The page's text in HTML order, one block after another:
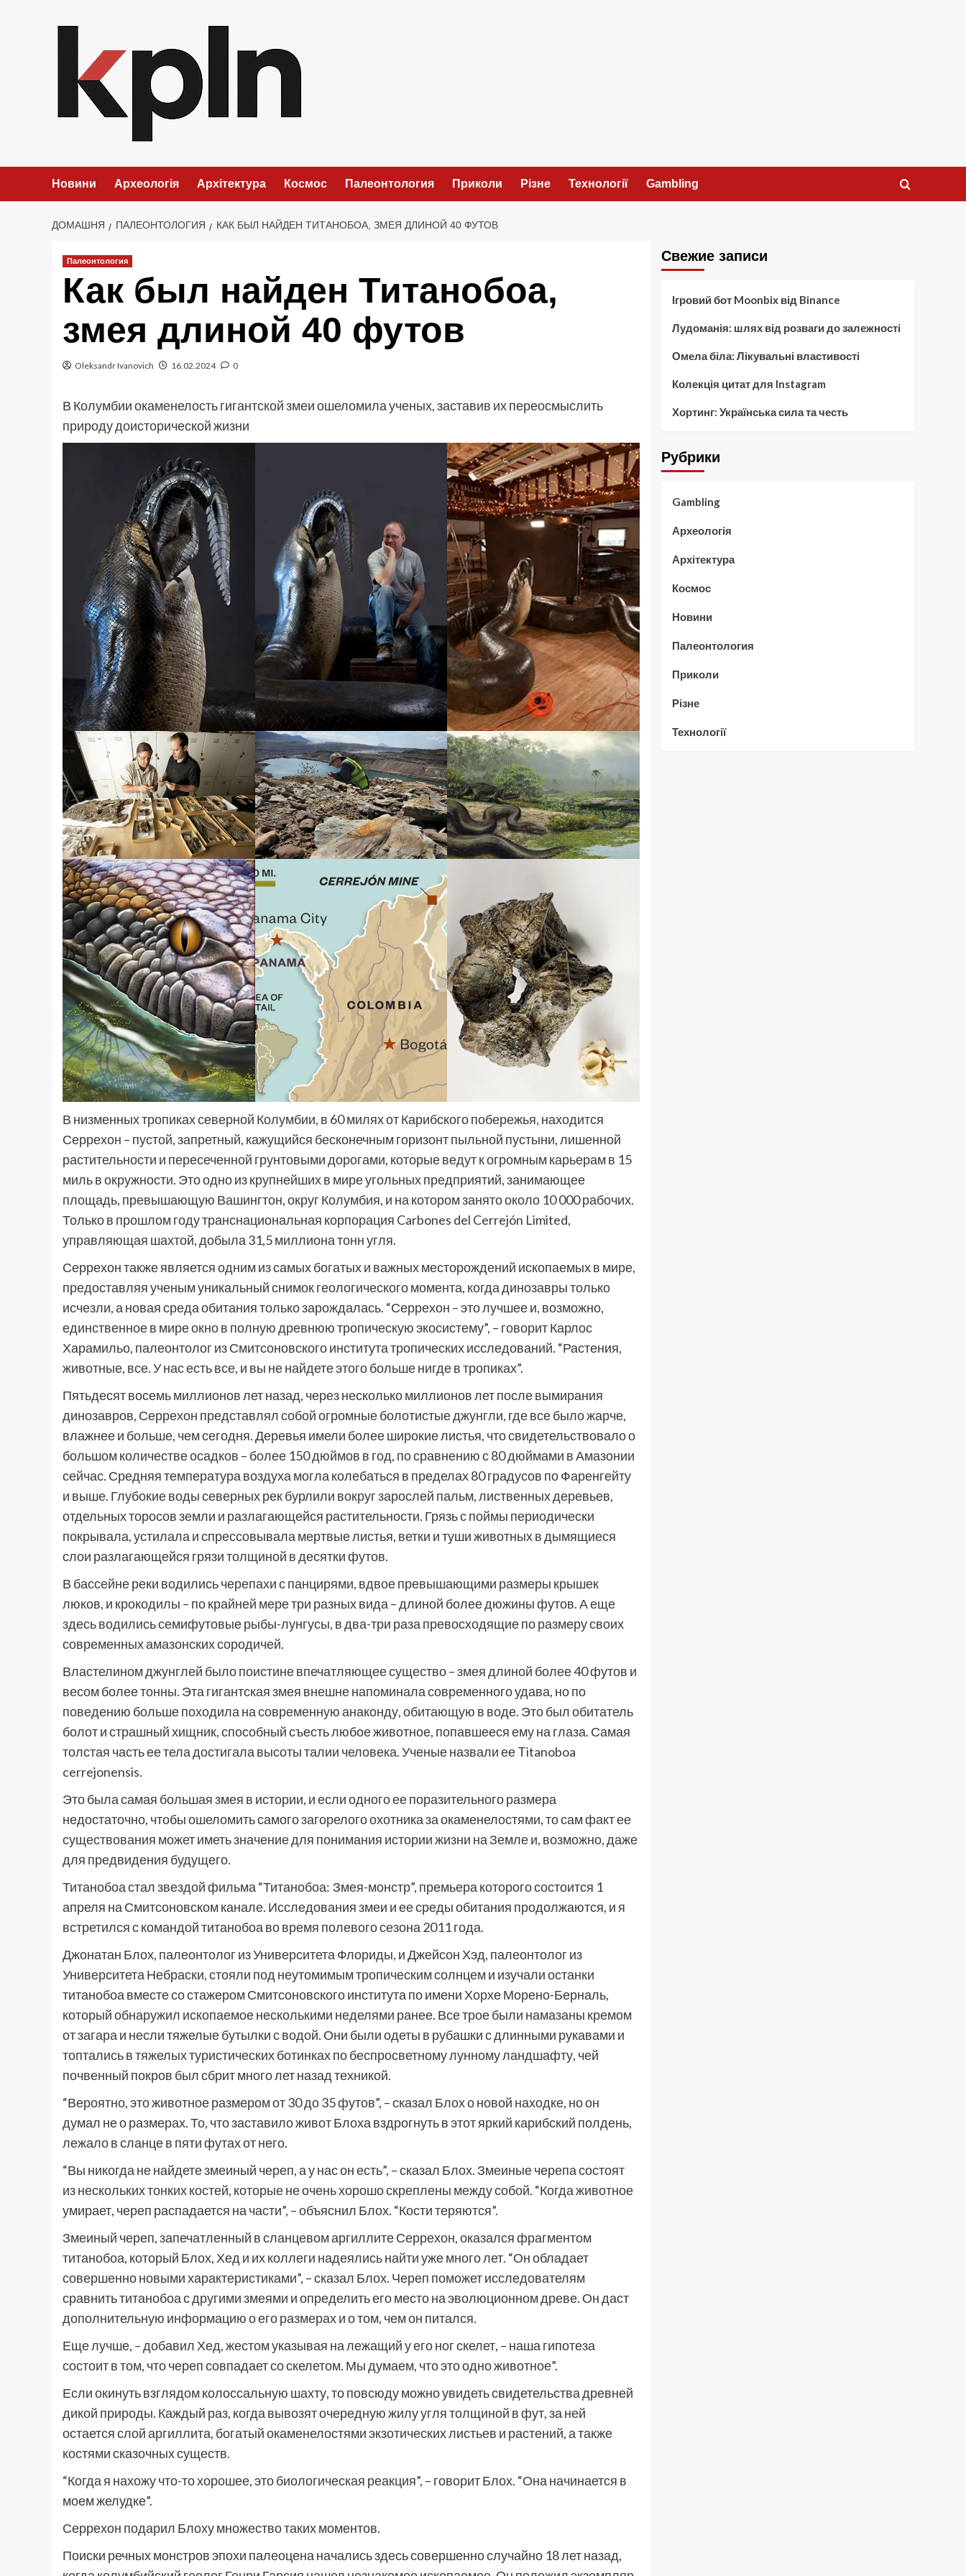
Новини Археологія Архітектура Космос Палеонтология Приколи Різне Технології Gambling
ДОМАШНЯ ПАЛЕОНТОЛОГИЯ КАК БЫЛ НАЙДЕН ТИТАНОБОА, ЗМЕЯ ДЛИНОЙ 40 ФУТОВ
Палеонтология
Как был найден Титанобоа,
змея длиной 40 футов
Oleksandr Ivanovich 16.02.2024 0
В Колумбии окаменелость гигантской змеи ошеломила ученых, заставив их переосмыслить
природу доисторической жизни
В низменных тропиках северной Колумбии, в 60 милях от Карибского побережья, находится
Серрехон – пустой, запретный, кажущийся бесконечным горизонт пыльной пустыни, лишенной
растительности и пересеченной грунтовыми дорогами, которые ведут к огромным карьерам в 15
миль в окружности. Это одно из крупнейших в мире угольных предприятий, занимающее
площадь, превышающую Вашингтон, округ Колумбия, и на котором занято около 10 000 рабочих.
Только в прошлом году транснациональная корпорация Carbones del Cerrejón Limited,
управляющая шахтой, добыла 31,5 миллиона тонн угля.
Серрехон также является одним из самых богатых и важных месторождений ископаемых в мире,
предоставляя ученым уникальный снимок геологического момента, когда динозавры только
исчезли, а новая среда обитания только зарождалась. “Серрехон – это лучшее и, возможно,
единственное в мире окно в полную древнюю тропическую экосистему”, – говорит Карлос
Харамильо, палеонтолог из Смитсоновского института тропических исследований. “Растения,
животные, все. У нас есть все, и вы не найдете этого больше нигде в тропиках”.
Пятьдесят восемь миллионов лет назад, через несколько миллионов лет после вымирания
динозавров, Серрехон представлял собой огромные болотистые джунгли, где все было жарче,
влажнее и больше, чем сегодня. Деревья имели более широкие листья, что свидетельствовало о
большом количестве осадков – более 150 дюймов в год, по сравнению с 80 дюймами в Амазонии
сейчас. Средняя температура воздуха могла колебаться в пределах 80 градусов по Фаренгейту
и выше. Глубокие воды северных рек бурлили вокруг зарослей пальм, лиственных деревьев,
отдельных торосов земли и разлагающейся растительности. Грязь с поймы периодически
покрывала, устилала и спрессовывала мертвые листья, ветки и туши животных в дымящиеся
слои разлагающейся грязи толщиной в десятки футов.
В бассейне реки водились черепахи с панцирями, вдвое превышающими размеры крышек
люков, и крокодилы – по крайней мере три разных вида – длиной более дюжины футов. А еще
здесь водились семифутовые рыбы-лунгусы, в два-три раза превосходящие по размеру своих
современных амазонских сородичей.
Властелином джунглей было поистине впечатляющее существо – змея длиной более 40 футов и
весом более тонны. Эта гигантская змея внешне напоминала современного удава, но по
поведению больше походила на современную анаконду, обитающую в воде. Это был обитатель
болот и страшный хищник, способный съесть любое животное, попавшееся ему на глаза. Самая
толстая часть ее тела достигала высоты талии человека. Ученые назвали ее Titanoboa
cerrejonensis.
Это была самая большая змея в истории, и если одного ее поразительного размера
недостаточно, чтобы ошеломить самого загорелого охотника за окаменелостями, то сам факт ее
существования может иметь значение для понимания истории жизни на Земле и, возможно, даже
для предвидения будущего.
Титанобоа стал звездой фильма “Титанобоа: Змея-монстр”, премьера которого состоится 1
апреля на Смитсоновском канале. Исследования змеи и ее среды обитания продолжаются, и я
встретился с командой титанобоа во время полевого сезона 2011 года.
Джонатан Блох, палеонтолог из Университета Флориды, и Джейсон Хэд, палеонтолог из
Университета Небраски, стояли под неутомимым тропическим солнцем и изучали останки
титанобоа вместе со стажером Смитсоновского института по имени Хорхе Морено-Берналь,
который обнаружил ископаемое несколькими неделями ранее. Все трое были намазаны кремом
от загара и несли тяжелые бутылки с водой. Они были одеты в рубашки с длинными рукавами и
топтались в тяжелых туристических ботинках по беспросветному лунному ландшафту, чей
почвенный покров был сбрит много лет назад техникой.
“Вероятно, это животное размером от 30 до 35 футов”, – сказал Блох о новой находке, но он
думал не о размерах. То, что заставило живот Блоха вздрогнуть в этот яркий карибский полдень,
лежало в сланце в пяти футах от него.
“Вы никогда не найдете змеиный череп, а у нас он есть”, – сказал Блох. Змеиные черепа состоят
из нескольких тонких костей, которые не очень хорошо скреплены между собой. “Когда животное
умирает, череп распадается на части”, – объяснил Блох. “Кости теряются”.
Змеиный череп, запечатленный в сланцевом аргиллите Серрехон, оказался фрагментом
титанобоа, который Блох, Хед и их коллеги надеялись найти уже много лет. “Он обладает
совершенно новыми характеристиками”, – сказал Блох. Череп поможет исследователям
сравнить титанобоа с другими змеями и определить его место на эволюционном древе. Он даст
дополнительную информацию о его размерах и о том, чем он питался.
Еще лучше, – добавил Хед, жестом указывая на лежащий у его ног скелет, – наша гипотеза
состоит в том, что череп совпадает со скелетом. Мы думаем, что это одно животное”.
Если окинуть взглядом колоссальную шахту, то повсюду можно увидеть свидетельства древней
дикой природы. Каждый раз, когда вывозят очередную жилу угля толщиной в фут, за ней
остается слой аргиллита, богатый окаменелостями экзотических листьев и растений, а также
костями сказочных существ.
“Когда я нахожу что-то хорошее, это биологическая реакция”, – говорит Блох. “Она начинается в
моем желудке”.
Серрехон подарил Блоху множество таких моментов.
Поиски речных монстров эпохи палеоцена начались здесь совершенно случайно 18 лет назад,
Свежие записи
Ігровий бот Moonbix від Binance
Лудоманія: шлях від розваги до залежності
Омела біла: Лікувальні властивості
Колекція цитат для Instagram
Хортинг: Українська сила та честь
Рубрики
Gambling
Археологія
Архітектура
Космос
Новини
Палеонтология
Приколи
Різне
Технології